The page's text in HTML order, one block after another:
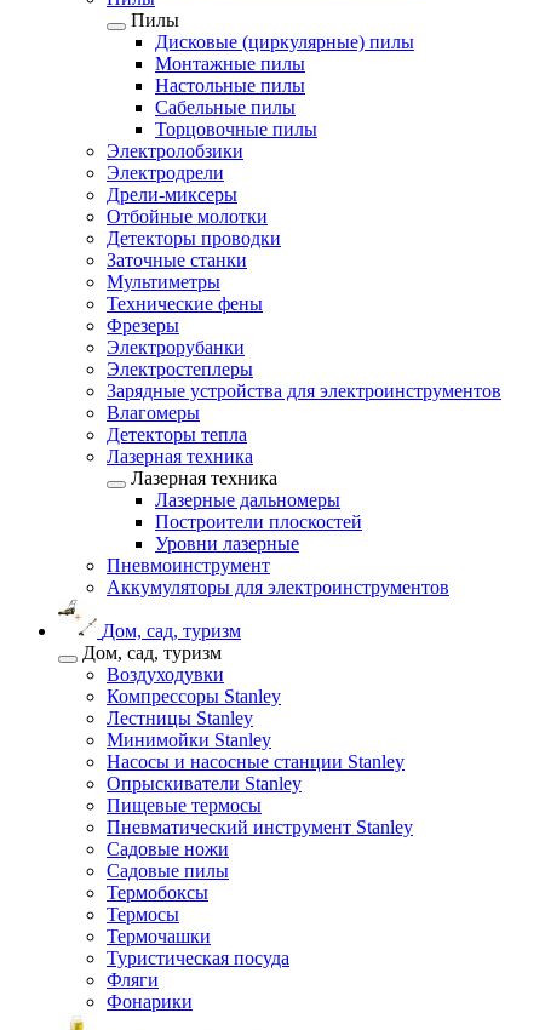
Пилы
Дисковые (циркулярные) пилы
Монтажные пилы
Настольные пилы
Сабельные пилы
Торцовочные пилы
Электролобзики
Электродрели
Дрели-миксеры
Отбойные молотки
Детекторы проводки
Заточные станки
Мультиметры
Технические фены
Фрезеры
Электрорубанки
Электростеплеры
Зарядные устройства для электроинструментов
Влагомеры
Детекторы тепла
Лазерная техника
Лазерная техника
Лазерные дальномеры
Построители плоскостей
Уровни лазерные
Пневмоинструмент
Аккумуляторы для электроинструментов
Дом, сад, туризм
Дом, сад, туризм
Воздуходувки
Компрессоры Stanley
Лестницы Stanley
Минимойки Stanley
Насосы и насосные станции Stanley
Опрыскиватели Stanley
Пищевые термосы
Пневматический инструмент Stanley
Садовые ножи
Садовые пилы
Термобоксы
Термосы
Термочашки
Туристическая посуда
Фляги
Фонарики